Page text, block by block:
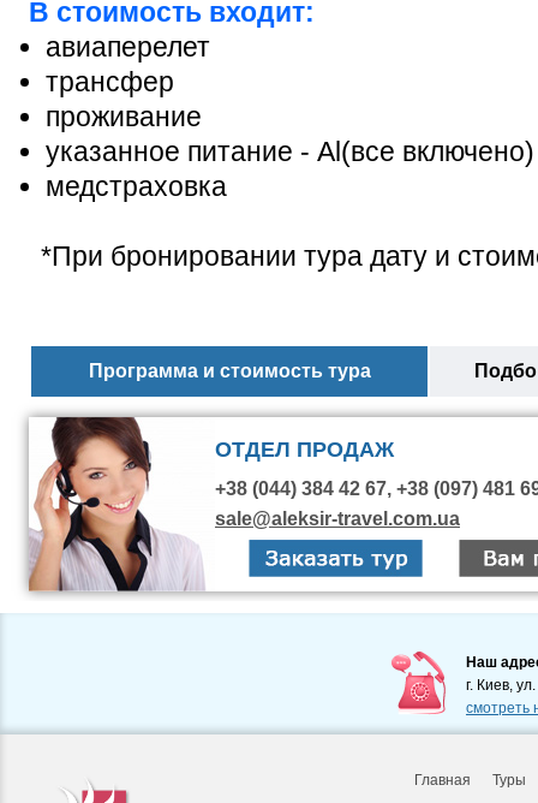
В стоимость входит:
авиаперелет
трансфер
проживание
указанное питание - Al(все включено)
медстраховка
*При бронировании тура дату и
Программа и стоимость тура
ОТДЕЛ ПРОДАЖ
+38 (044) 384 42 67, +38 (097) 481
sale@aleksir-travel.com.ua
Наш
г. Киев,
смотреть
Главная Туры